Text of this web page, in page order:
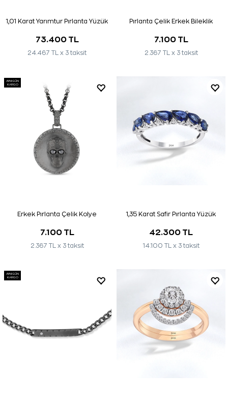
1,01 Karat Yarımtur Pırlanta Yüzük
73.400 TL
24.467 TL x 3 taksit
Pırlanta Çelik Erkek Bileklik
7.100 TL
2.367 TL x 3 taksit
AYNI GÜN
KARGO
Erkek Pırlanta Çelik Kolye
7.100 TL
2.367 TL x 3 taksit
1,35 Karat Safir Pırlanta Yüzük
42.300 TL
14.100 TL x 3 taksit
AYNI GÜN
KARGO